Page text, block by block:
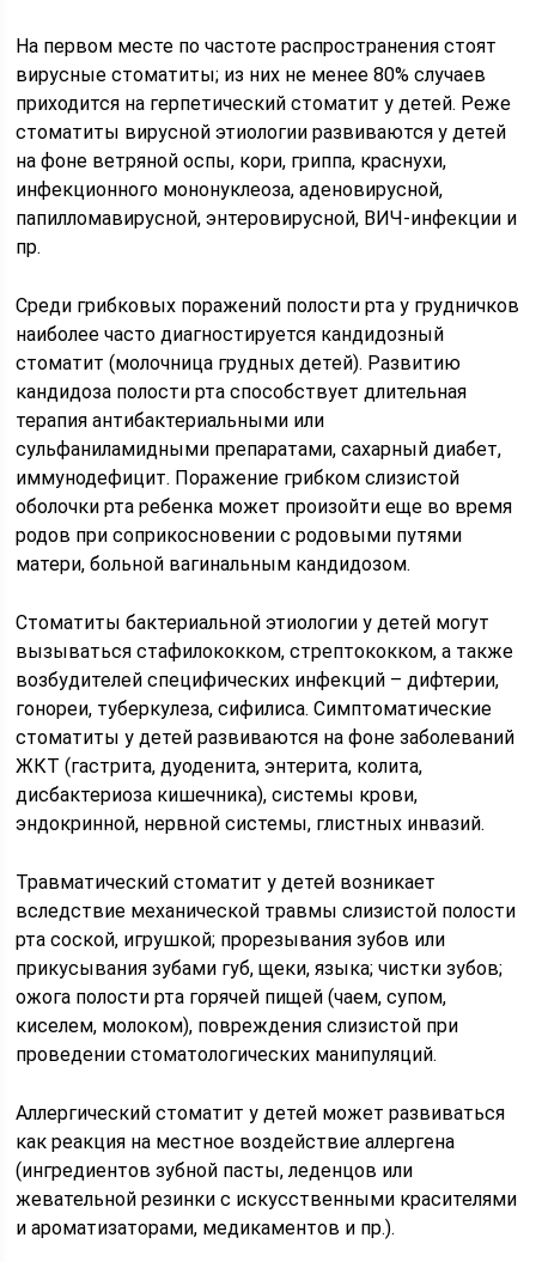
На первом месте по частоте распространения стоят
вирусные стоматиты; из них не менее 80% случаев
приходится на герпетический стоматит у детей. Реже
стоматиты вирусной этиологии развиваются у детей
на фоне ветряной оспы, кори, гриппа, краснухи,
инфекционного мононуклеоза, аденовирусной,
папилломавирусной, энтеровирусной, ВИЧ-инфекции и
пр.
Среди грибковых поражений полости рта у грудничков
наиболее часто диагностируется кандидозный
стоматит (молочница грудных детей). Развитию
кандидоза полости рта способствует длительная
терапия антибактериальными или
сульфаниламидными препаратами, сахарный диабет,
иммунодефицит. Поражение грибком слизистой
оболочки рта ребенка может произойти еще во время
родов при соприкосновении с родовыми путями
матери, больной вагинальным кандидозом.
Стоматиты бактериальной этиологии у детей могут
вызываться стафилококком, стрептококком, а также
возбудителей специфических инфекций – дифтерии,
гонореи, туберкулеза, сифилиса. Симптоматические
стоматиты у детей развиваются на фоне заболеваний
ЖКТ (гастрита, дуоденита, энтерита, колита,
дисбактериоза кишечника), системы крови,
эндокринной, нервной системы, глистных инвазий.
Травматический стоматит у детей возникает
вследствие механической травмы слизистой полости
рта соской, игрушкой; прорезывания зубов или
прикусывания зубами губ, щеки, языка; чистки зубов;
ожога полости рта горячей пищей (чаем, супом,
киселем, молоком), повреждения слизистой при
проведении стоматологических манипуляций.
Аллергический стоматит у детей может развиваться
как реакция на местное воздействие аллергена
(ингредиентов зубной пасты, леденцов или
жевательной резинки с искусственными красителями
и ароматизаторами, медикаментов и пр.).